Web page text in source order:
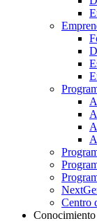
Centro
Conocimiento